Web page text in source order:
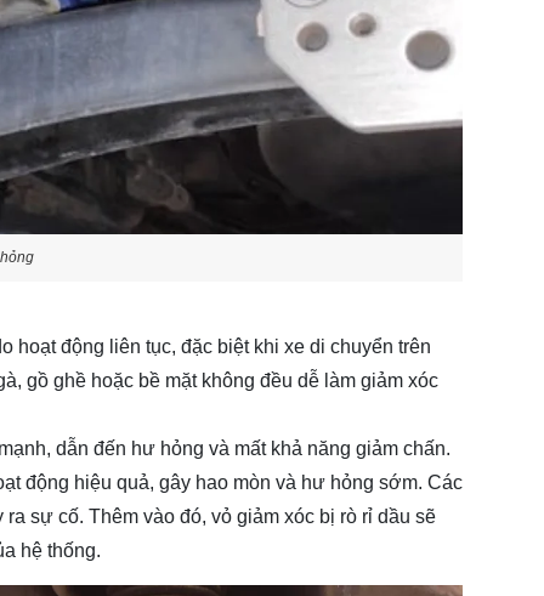
hoạt động liên tục, đặc biệt khi xe di chuyển trên
gồ ghề hoặc bề mặt không đều dễ làm giảm xóc
dẫn đến hư hỏng và mất khả năng giảm chấn.
động hiệu quả, gây hao mòn và hư hỏng sớm. Các
sự cố. Thêm vào đó, vỏ giảm xóc bị rò rỉ dầu sẽ
hệ thống.